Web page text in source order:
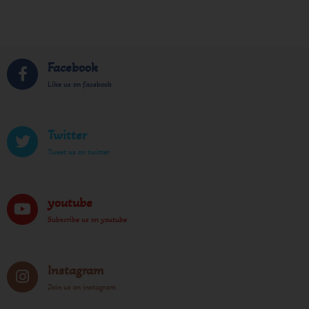
Facebook
Like us on facebook
Twitter
Tweet us on twitter
youtube
Subscribe us on youtube
Instagram
Join us on instagram